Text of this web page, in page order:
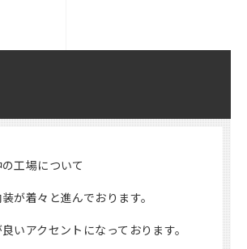
工場について
が着々と進んでおります。
いアクセントになっております。